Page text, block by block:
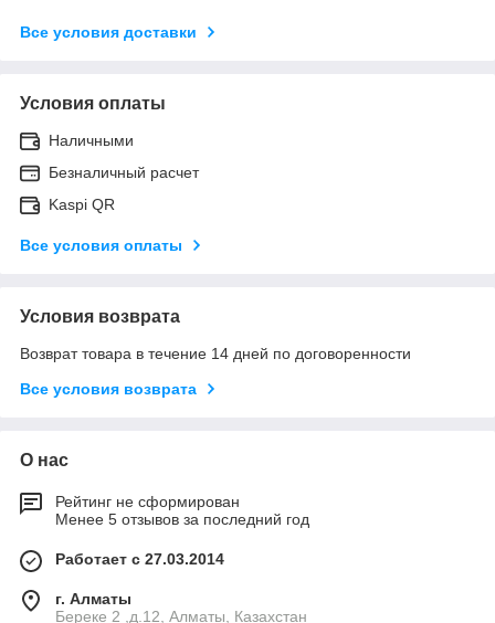
Все условия доставки
Условия оплаты
Наличными
Безналичный расчет
Kaspi QR
Все условия оплаты
Условия возврата
Возврат товара в течение 14 дней по договоренности
Все условия возврата
О нас
Рейтинг не сформирован
Менее 5 отзывов за последний год
Работает с 27.03.2014
г. Алматы
Береке 2 ,д.12, Алматы, Казахстан